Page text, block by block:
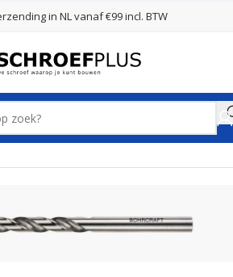
in NL vanaf €99 incl. BTW